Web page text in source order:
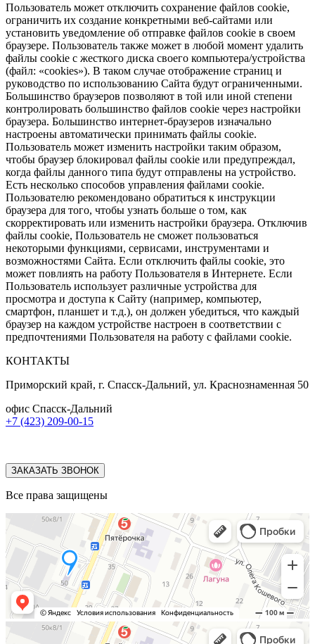
Пользователь может отключить сохранение файлов cookie,
ограничить их создание конкретными веб-сайтами или
установить уведомление об отправке файлов cookie в своем
браузере. Пользователь также может в любой момент удалить
файлы cookie с жесткого диска своего компьютера/устройства
(файл: «cookies»). В таком случае отображение страниц и
руководство по использованию Сайта будут ограниченными.
Большинство браузеров позволяют в той или иной степени
контролировать большинство файлов cookie через настройки
браузера. Большинство интернет-браузеров изначально
настроены автоматически принимать файлы cookie.
Пользователь может изменить настройки таким образом,
чтобы браузер блокировал файлы cookie или предупреждал,
когда файлы данного типа будут отправлены на устройство.
Есть несколько способов управления файлами cookie.
Пользователю рекомендовано обратиться к инструкции
браузера для того, чтобы узнать больше о том, как
скорректировать или изменить настройки браузера. Отключив
файлы cookie, Пользователь не сможет пользоваться
некоторыми функциями, сервисами, инструментами и
возможностями Сайта. Если отключить файлы cookie, это
может повлиять на работу Пользователя в Интернете. Если
Пользователь использует различные устройства для
просмотра и доступа к Сайту (например, компьютер,
смартфон, планшет и т.д.), он должен убедиться, что каждый
браузер на каждом устройстве настроен в соответствии с
предпочтениями Пользователя на работу с файлами cookie.
КОНТАКТЫ
Приморский край, г. Спасск-Дальний, ул. Краснознаменная 50
офис Спасск-Дальний
+7 (423) 209-00-15
ЗАКАЗАТЬ ЗВОНОК
Все права защищены